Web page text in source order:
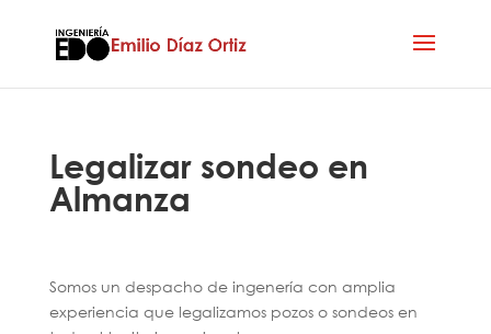
Legalizar sondeo en
Almanza
Somos un despacho de ingenería con amplia
experiencia que legalizamos pozos o sondeos en